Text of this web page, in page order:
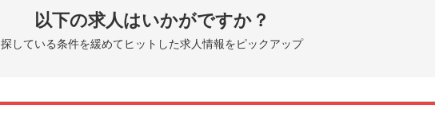
以下の求人はいかがですか？
探している条件を緩めてヒットした求人情報をピックアップ